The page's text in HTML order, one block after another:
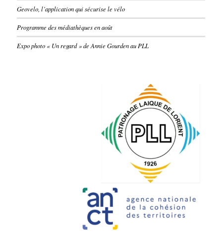
Geovelo, l’application qui sécurise le vélo
Programme des médiathèques en août
Expo photo « Un regard » de Annie Gourden au PLL